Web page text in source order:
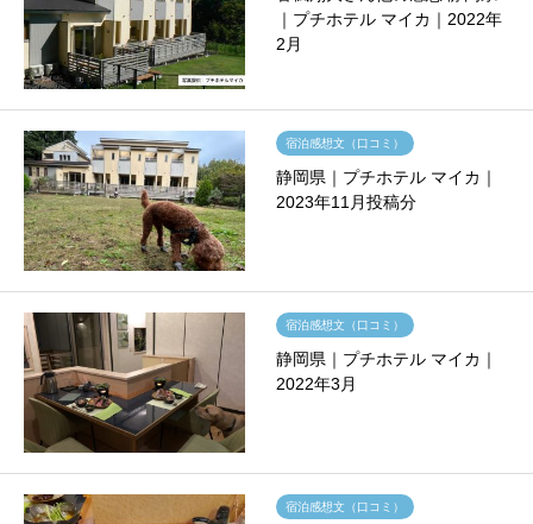
｜プチホテル マイカ｜2022年
2月
宿泊感想文（口コミ）
静岡県｜プチホテル マイカ｜
2023年11月投稿分
宿泊感想文（口コミ）
静岡県｜プチホテル マイカ｜
2022年3月
宿泊感想文（口コミ）